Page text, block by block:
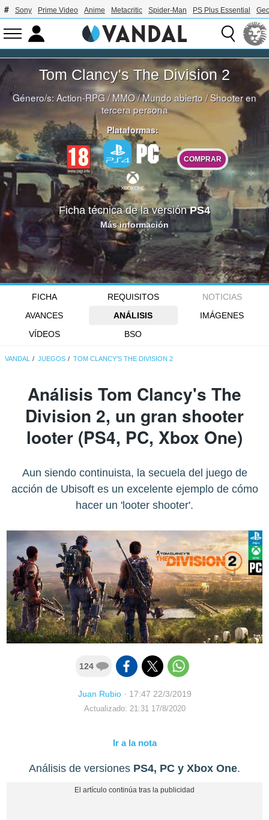
Sony Prime Video Anime Metacritic Spider-Man PS Plus Essential
Tom Clancy's The Division 2
Género/s:Action-RPG/MMO/Mundo abierto/Shooter en
tercera persona
Plataformas:
COMPRAR
Ficha técnica de la versiónPS4
Más información
FICHA REQUISITOS
NOTICIAS
AVANCES
ANÁLISIS
IMÁGENES
VÍDEOS
BSO
VANDAL JUEGOS TOM CLANCY'S THE DIVISION 2
Análisis Tom Clancy's The
Division 2, un gran shooter
looter (PS4, PC, Xbox One)
Aun siendo continuista, la secuela del juego de
acción de Ubisoft es un excelente ejemplo de cómo
hacer un 'looter shooter'.
124
Juan Rubio· 17:47 22/3/2019
Actualizado: 21:31 17/8/2020
Ir a la nota
Análisis de versiones PS4, PC y Xbox One.